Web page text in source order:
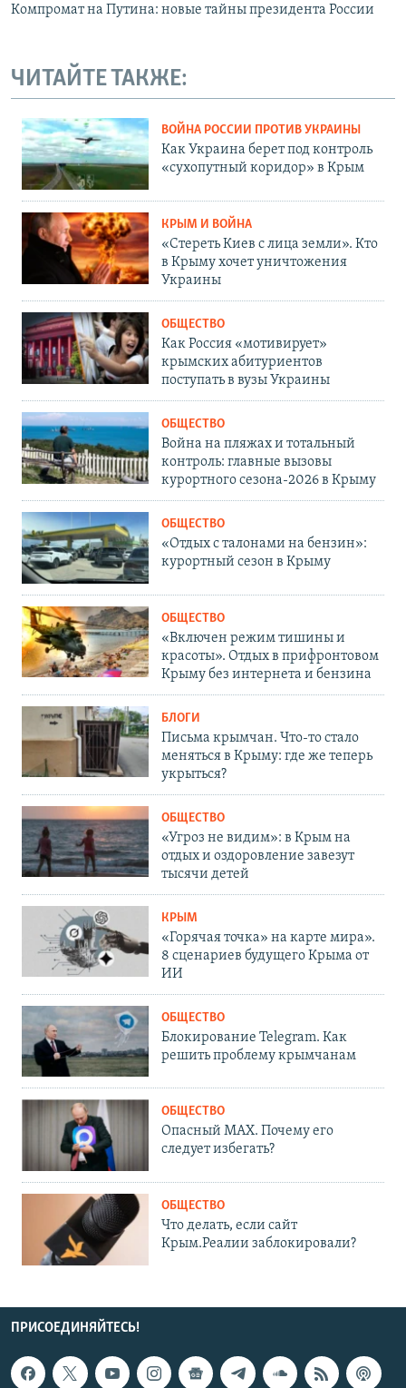
Компромат на Путина: новые тайны президента России
ЧИТАЙТЕ ТАКЖЕ:
ВОЙНА РОССИИ ПРОТИВ УКРАИНЫ
Как Украина берет под контроль
«сухопутный коридор» в Крым
КРЫМ И ВОЙНА
«Стереть Киев с лица земли». Кто
в Крыму хочет уничтожения
Украины
ОБЩЕСТВО
Как Россия «мотивирует»
крымских абитуриентов
поступать в вузы Украины
ОБЩЕСТВО
Война на пляжах и тотальный
контроль: главные вызовы
курортного сезона-2026 в Крыму
ОБЩЕСТВО
«Отдых с талонами на бензин»:
курортный сезон в Крыму
ОБЩЕСТВО
«Включен режим тишины и
красоты». Отдых в прифронтовом
Крыму без интернета и бензина
БЛОГИ
Письма крымчан. Что-то стало
меняться в Крыму: где же теперь
укрыться?
ОБЩЕСТВО
«Угроз не видим»: в Крым на
отдых и оздоровление завезут
тысячи детей
КРЫМ
«Горячая точка» на карте мира».
8 сценариев будущего Крыма от
ИИ
ОБЩЕСТВО
Блокирование Telegram. Как
решить проблему крымчанам
ОБЩЕСТВО
Опасный MAX. Почему его
следует избегать?
ОБЩЕСТВО
Что делать, если сайт
Крым.Реалии заблокировали?
ПРИСОЕДИНЯЙТЕСЬ!